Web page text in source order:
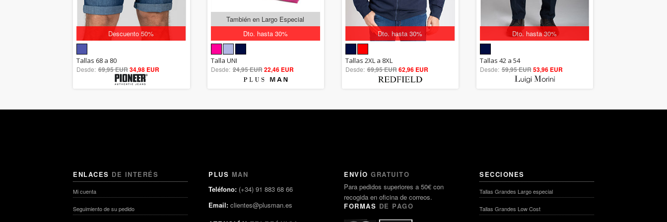
Descuento 50%
5.00
out of 5
Tallas 68 a 80
Desde: 69,95 EUR34,98 EUR
Dto. hasta 30%
También en Largo Especial
out of 5
Talla UNI
Desde: 24,95 EUR22,46 EUR
Dto. hasta 30%
5.00
out of 5
Tallas 2XL a 8XL
Desde: 69,95 EUR62,96 EUR
Dto. hasta 30%
5.00
out of 5
Tallas 42 a 54
Desde: 59,95 EUR53,96 EUR
ENLACES DE INTERÉS
Mi cuenta
Seguimiento de su pedido
PLUS MAN
Teléfono: (+34) 91 883 68 66
Email: clientes@plusman.es
ENVÍO GRATUITO
Para pedidos superiores a 50€ con
recogida en oficina de correos.
FORMAS DE PAGO
SECCIONES
Tallas Grandes Largo especial
Tallas Grandes Low Cost